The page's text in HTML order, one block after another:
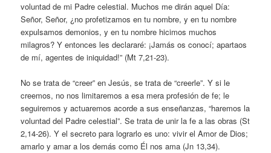
voluntad de mi Padre celestial. Muchos me dirán aquel Día:
Señor, Señor, ¿no profetizamos en tu nombre, y en tu nombre
expulsamos demonios, y en tu nombre hicimos muchos
milagros? Y entonces les declararé: ¡Jamás os conocí; apartaos
de mí, agentes de iniquidad!” (Mt 7,21-23).
No se trata de “creer” en Jesús, se trata de “creerle”. Y si le
creemos, no nos limitaremos a esa mera profesión de fe; le
seguiremos y actuaremos acorde a sus enseñanzas, “haremos la
voluntad del Padre celestial”. Se trata de unir la fe a las obras (St
2,14-26). Y el secreto para lograrlo es uno: vivir el Amor de Dios;
amarlo y amar a los demás como Él nos ama (Jn 13,34).